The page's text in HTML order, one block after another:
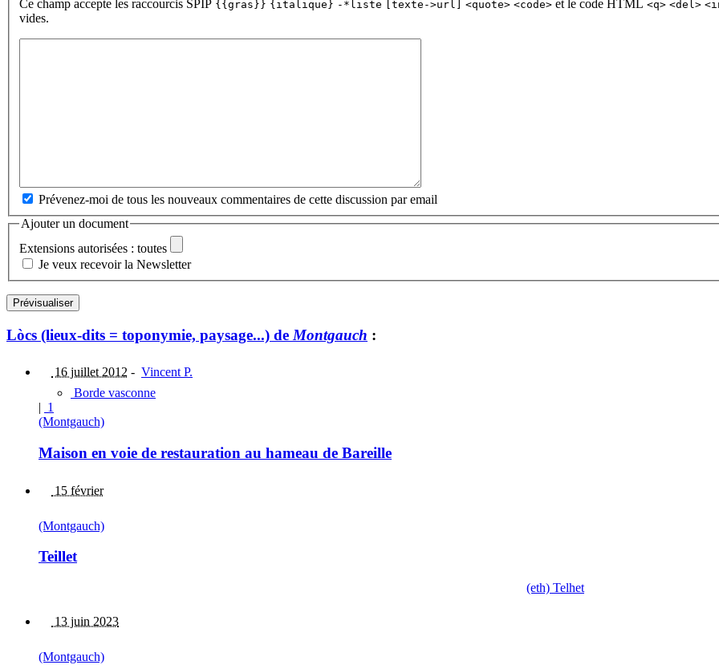
Ce champ accepte les raccourcis SPIP {{gras}} {italique} -*liste [texte->url] <quote> <code> et le code HTML <q> <del>
vides.
Prévenez-moi de tous les nouveaux commentaires de cette discussion par email
Ajouter un document
Extensions autorisées : toutes
Je veux recevoir la Newsletter
Lòcs (lieux-dits = toponymie, paysage...) de Montgauch :
16 juillet 2012 - Vincent P.
Borde vasconne
| 1
(Montgauch)
Maison en voie de restauration au hameau de Bareille
15 février
(Montgauch)
Teillet
(eth) Telhet
13 juin 2023
(Montgauch)